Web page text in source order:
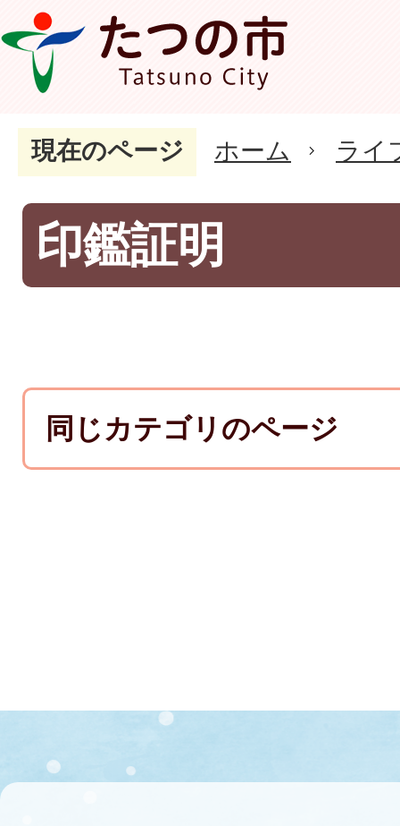
現在のページ ホーム ライ
印鑑証明
同じカテゴリのページ